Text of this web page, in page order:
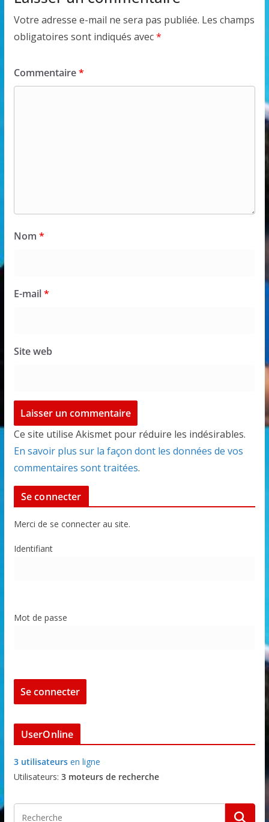
Votre adresse e-mail ne sera pas publiée. Les champs
obligatoires sont indiqués avec*
Commentaire*
Nom *
E-mail*
Site web
Ce site utilise Akismet pour réduire les indésirables.
En savoir plus sur la façon dont les données de vos
commentaires sont traitées.
Se connecter
Merci de se connecter au site.
Identifiant
Mot de passe
UserOnline
3 utilisateursen ligne
Utilisateurs: 3 moteurs de recherche